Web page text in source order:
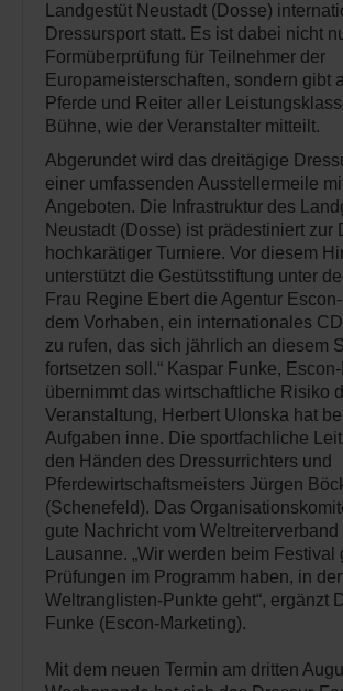
Landgestüt Neustadt (Dosse)
Dressursport statt. Es ist dabei nicht
Formüberprüfung für Teilnehmer der
Europameisterschaften, sondern gibt
Pferde und Reiter aller
Bühne, wie der Veranstalter mitteilt.
Abgerundet wird das dreitägige
einer umfassenden Ausstellermeile
Angeboten. Die Infrastruktur des
Neustadt (Dosse) ist prädestiniert zur
hochkarätiger Turniere. Vor diesem
unterstützt die Gestütsstiftung unter
Frau Regine Ebert die Agentur
dem Vorhaben, ein internationales
zu rufen, das sich jährlich an diesem
fortsetzen soll.“ Kaspar Funke,
übernimmt das wirtschaftliche Risiko
Veranstaltung, Herbert Ulonska hat
Aufgaben inne. Die sportfachliche
den Händen des Dressurrichters und
Pferdewirtschaftsmeisters Jürgen
(Schenefeld). Das
gute Nachricht vom Weltreiterverband
Lausanne. „Wir werden beim Festival
Prüfungen im Programm haben, in
Weltranglisten-Punkte geht“, ergänzt
Funke (Escon-Marketing).
Mit dem neuen Termin am dritten